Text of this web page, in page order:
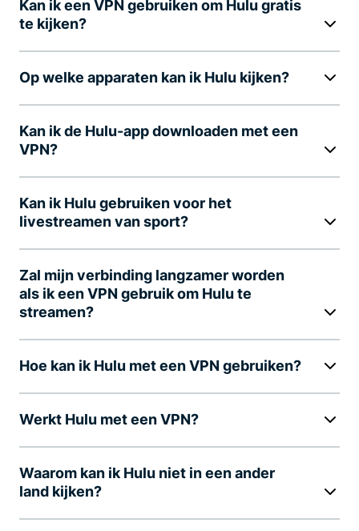
Kan ik een VPN gebruiken om Hulu gratis
te kijken?
Op welke apparaten kan ik Hulu kijken?
Kan ik de Hulu-app downloaden met een
VPN?
Kan ik Hulu gebruiken voor het
livestreamen van sport?
Zal mijn verbinding langzamer worden
als ik een VPN gebruik om Hulu te
streamen?
Hoe kan ik Hulu met een VPN gebruiken?
Werkt Hulu met een VPN?
Waarom kan ik Hulu niet in een ander
land kijken?